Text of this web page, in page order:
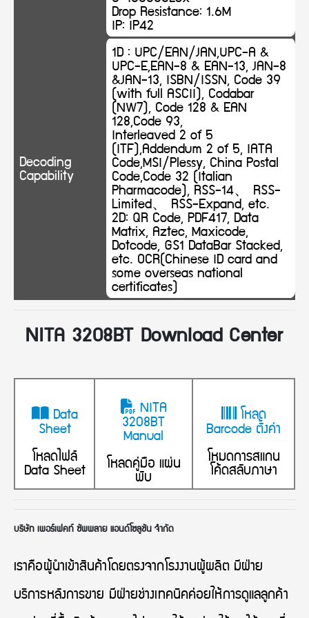
Drop Resistance: 1.6M
IP: IP42
Decoding
Capability
1D : UPC/EAN/JAN,UPC-A &
UPC-E,EAN-8 & EAN-13, JAN-8
&JAN-13, ISBN/ISSN, Code 39
(with full ASCII), Codabar
(NW7), Code 128 & EAN
128,Code 93,
Interleaved 2 of 5
(ITF),Addendum 2 of 5, IATA
Code,MSI/Plessy, China Postal
Code,Code 32 (Italian
Pharmacode), RSS-14、 RSS-
Limited、 RSS-Expand, etc.
2D: QR Code, PDF417, Data
Matrix, Aztec, Maxicode,
Dotcode, GS1 DataBar Stacked,
etc. OCR(Chinese ID card and
some overseas national
certificates)
NITA 3208BT Download Center
Data
Sheet
โหลดไฟล์
Data Sheet
NITA
3208BT
Manual
โหลดคู่มือ แผ่น
พับ
โหลด
Barcode ตั้งค่า
โหมดการสแกน
โค้ดสลับภาษา
บริษัท เพอร์เฟคท์ ซัพพลาย แอนด์โซลูชัน จำกัด
เราคือผู้นำเข้าสินค้าโดยตรงจากโรงงานผู้ผลิต มีฝ่าย
บริการหลังการขาย มีฝ่ายช่างเทคนิคค่อยให้การดูแลลูกค้า